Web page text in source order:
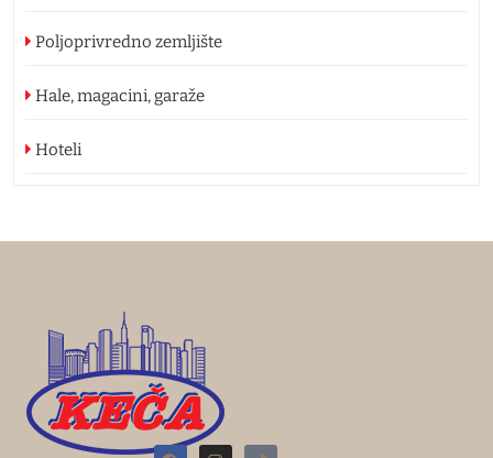
Poljoprivredno zemljište
Hale, magacini, garaže
Hoteli